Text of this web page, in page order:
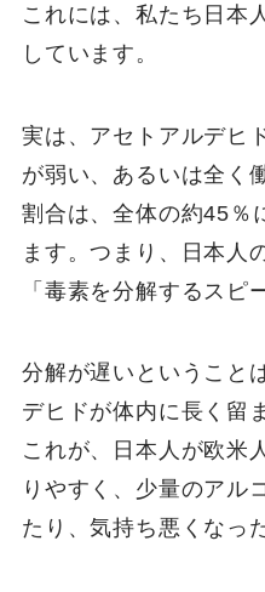
これには、私たち日本
しています。
実は、アセトアルデヒ
が弱い、あるいは全く
割合は、全体の約45％
ます。つまり、日本人
「毒素を分解するスピ
分解が遅いということ
デヒドが体内に長く留
これが、日本人が欧米
りやすく、少量のアル
たり、気持ち悪くなっ